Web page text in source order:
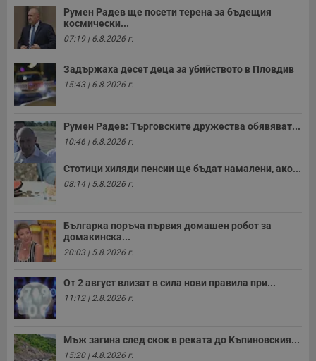
Румен Радев ще посети терена за бъдещия
космически...
07:19 | 6.8.2026 г.
Задържаха десет деца за убийството в Пловдив
15:43 | 6.8.2026 г.
Румен Радев: Търговските дружества обявяват...
10:46 | 6.8.2026 г.
Стотици хиляди пенсии ще бъдат намалени, ако...
08:14 | 5.8.2026 г.
Българка поръча първия домашен робот за
домакинска...
20:03 | 5.8.2026 г.
От 2 август влизат в сила нови правила при...
11:12 | 2.8.2026 г.
Мъж загина след скок в реката до Къпиновския...
15:20 | 4.8.2026 г.